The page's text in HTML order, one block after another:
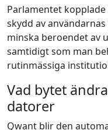
Parlamentet
skydd av
minska beroendet av
samtidigt som man
rutinmässiga
Vad bytet
datorer
Qwant blir den